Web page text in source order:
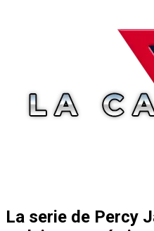
La serie de Percy